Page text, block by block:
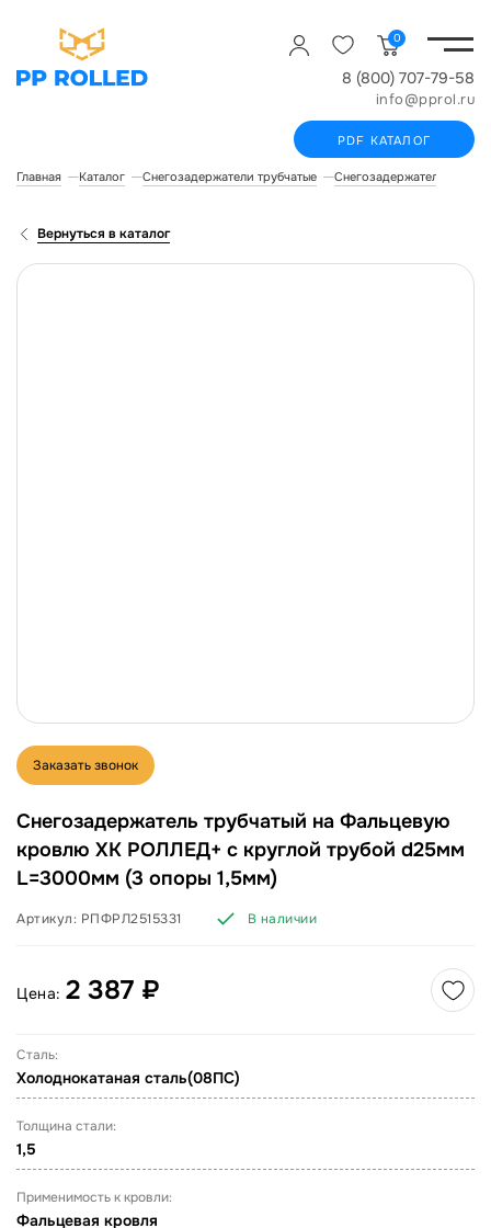
0
8 (800) 707-79-58
info@pprol.ru
PDF КАТАЛОГ
Главная Каталог Снегозадержатели трубчатые Снегозадержатели для
Вернуться в каталог
Заказать звонок
Снегозадержатель трубчатый на Фальцевую
кровлю ХК РОЛЛЕД+ с круглой трубой d25мм
L=3000мм (3 опоры 1,5мм)
Артикул: РПФРЛ2515331 В наличии
Цена: 2 387 ₽
Сталь:
Холоднокатаная сталь(08ПС)
Толщина стали:
1,5
Применимость к кровли:
Фальцевая кровля